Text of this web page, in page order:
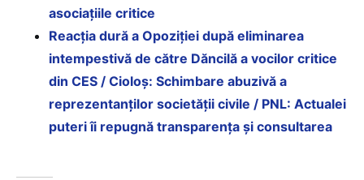
asociațiile critice
Reacția dură a Opoziției după eliminarea
intempestivă de către Dăncilă a vocilor critice
din CES / Cioloș: Schimbare abuzivă a
reprezentanților societății civile / PNL: Actualei
puteri îi repugnă transparența și consultarea